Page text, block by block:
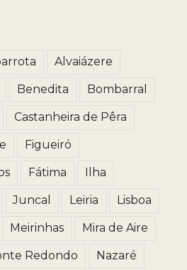
Alvaiázere
Benedita Bombarral
Castanheira de Pêra
Figueiró
Fátima Ilha
Juncal Leiria Lisboa
Meirinhas Mira de Aire
Redondo Nazaré